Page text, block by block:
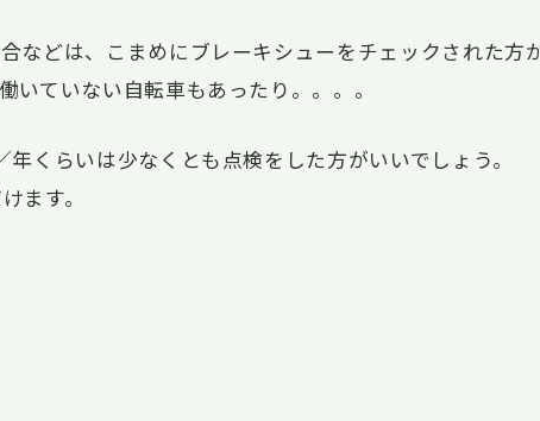
などは、こまめにブレーキシューをチェックされた方
いていない自転車もあったり。。。。
くらいは少なくとも点検をした方がいいでしょう。
ます。